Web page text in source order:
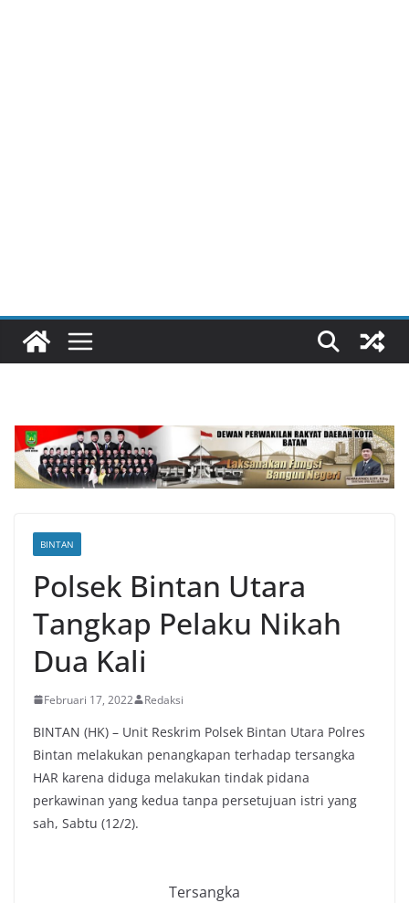
BINTAN
Polsek Bintan Utara
Tangkap Pelaku Nikah
Dua Kali
Februari 17, 2022 Redaksi
BINTAN (HK) – Unit Reskrim Polsek Bintan Utara Polres
Bintan melakukan penangkapan terhadap tersangka
HAR karena diduga melakukan tindak pidana
perkawinan yang kedua tanpa persetujuan istri yang
sah, Sabtu (12/2).
Tersangka